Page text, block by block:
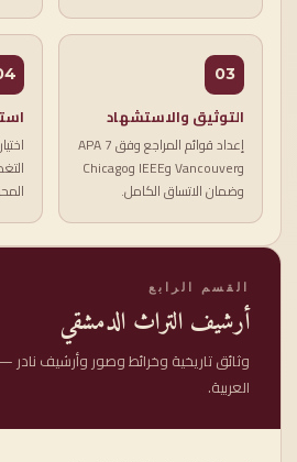
03
التوثيق والاستشهاد
إعداد قوائم المراجع وفق APA 7
وVancouver وIEEE وChicago
وضمان الاتساق الكامل.
القسم الرابع
أرشيف التراث الدمشقي
وثائق تاريخية وخرائط وصور وأرشيف
العربية.